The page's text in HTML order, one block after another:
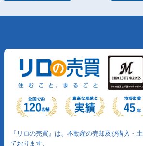
『リロの売買』は、不動産の売却及び購入・
ております。